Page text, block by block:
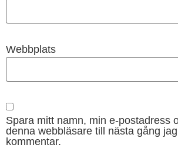
Webbplats
Spara mitt namn, min e-postadress
denna webbläsare till nästa gång
kommentar.